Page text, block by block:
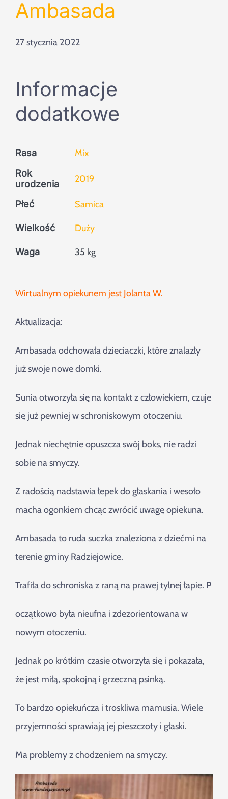
Szukaj
Ambasada
27 stycznia 2022
Informacje
dodatkowe
Rasa Mix
Rok
urodzenia
2019
Płeć Samica
Wielkość Duży
Waga 35 kg
Wirtualnym opiekunem jest Jolanta W.
Aktualizacja:
Ambasada odchowała dzieciaczki, które znalazły
już swoje nowe domki.
Sunia otworzyła się na kontakt z człowiekiem, czuje
się już pewniej w schroniskowym otoczeniu.
Jednak niechętnie opuszcza swój boks, nie radzi
sobie na smyczy.
Z radością nadstawia łepek do głaskania i wesoło
macha ogonkiem chcąc zwrócić uwagę opiekuna.
Ambasada to ruda suczka znaleziona z dziećmi na
terenie gminy Radziejowice.
Trafiła do schroniska z raną na prawej tylnej łapie. P
oczątkowo była nieufna i zdezorientowana w
nowym otoczeniu.
Jednak po krótkim czasie otworzyła się i pokazała,
że jest miłą, spokojną i grzeczną psinką.
To bardzo opiekuńcza i troskliwa mamusia. Wiele
przyjemności sprawiają jej pieszczoty i głaski.
Ma problemy z chodzeniem na smyczy.